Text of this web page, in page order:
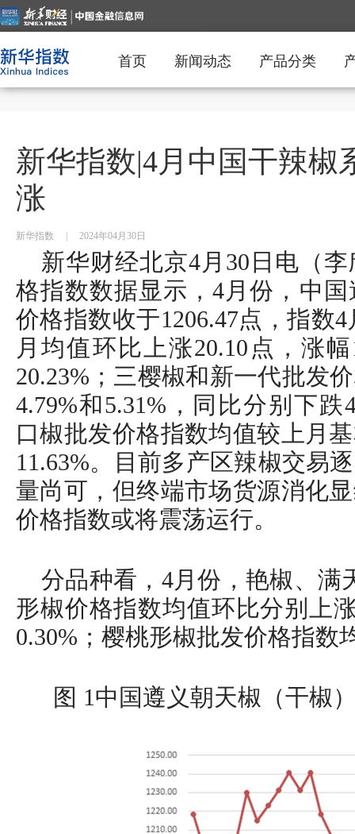
首页 新闻动态 产品分类
新华指数|4月中国干辣椒
涨
新华指数 2024年04月30日
新华财经北京4月30日电（
格指数数据显示，4月份，中
价格指数收于1206.47点，指数
月均值环比上涨20.10点，涨
20.23%；三樱椒和新一代批发
4.79%和5.31%，同比分别下跌
口椒批发价格指数均值较上月
11.63%。目前多产区辣椒交易
量尚可，但终端市场货源消化
价格指数或将震荡运行。
分品种看，4月份，艳椒、满
形椒价格指数均值环比分别上
0.30%；樱桃形椒批发价格指数
图 1中国遵义朝天椒（干椒